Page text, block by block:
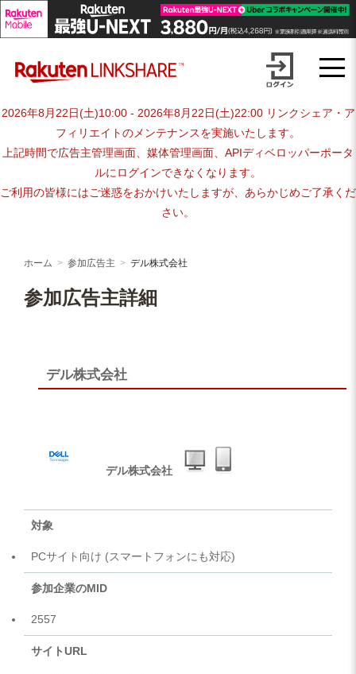
advertiser-html
2026年8月22日(土)10:00 - 2026年8月22日(土)22:00 リンクシェア・ア
フィリエイトのメンテナンスを実施いたします。
上記時間で広告主管理画面、媒体管理画面、APIディベロッパーポータ
ルにログインできなくなります。
ご利用の皆様にはご迷惑をおかけいたしますが、あらかじめご了承くだ
さい。
ホーム 参加広告主 デル株式会社
参加広告主詳細
デル株式会社
デル株式会社
対象
PCサイト向け (スマートフォンにも対応)
参加企業のMID
2557
サイトURL